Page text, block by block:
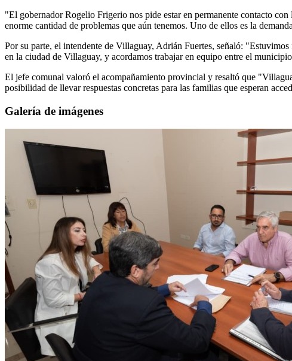
"El gobernador Rogelio Frigerio nos pide estar en permanente contacto
enorme cantidad de problemas que aún tenemos. Uno de ellos es la
Por su parte, el intendente de Villaguay, Adrián Fuertes, señaló:
en la ciudad de Villaguay, y acordamos trabajar en equipo entre el
El jefe comunal valoró el acompañamiento provincial y resaltó que
posibilidad de llevar respuestas concretas para las familias que esperan
Galería de imágenes